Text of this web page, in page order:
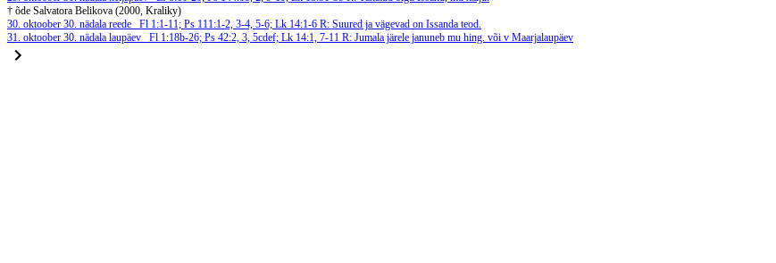
† õde Salvatora Belikova (2000, Kraliky)
30. oktoober 30. nädala reede Fl 1:1-11; Ps 111:1-2, 3-4, 5-6; Lk 14:1-6 R: Suured ja vägevad on Issanda teod.
31. oktoober 30. nädala laupäev Fl 1:18b-26; Ps 42:2, 3, 5cdef; Lk 14:1, 7-11 R: Jumala järele januneb mu hing. või v Maarjalaupäev